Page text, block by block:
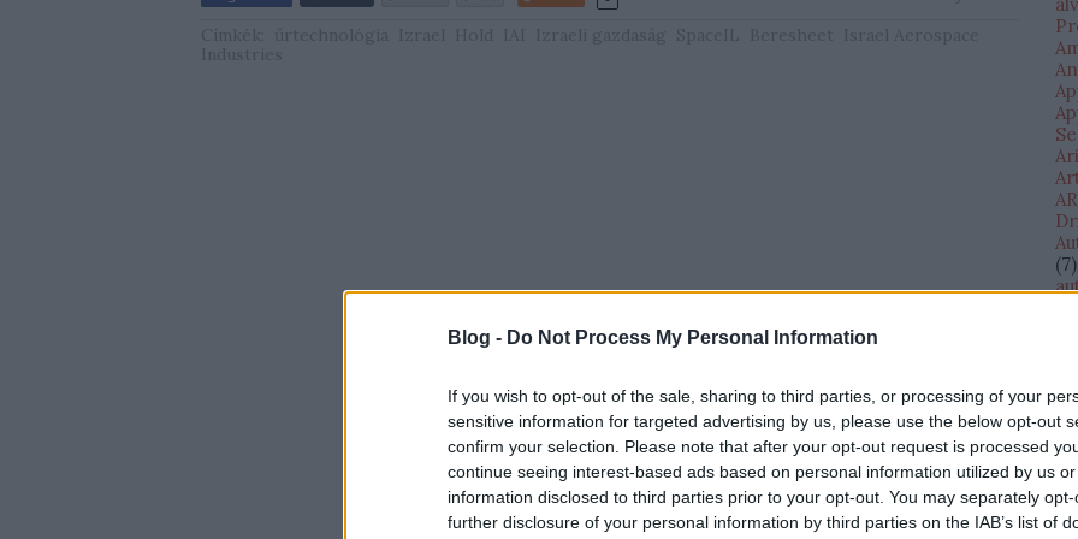
Blog - Do Not Process My Personal Information
If you wish to opt-out of the sale, sharing to third parties, or processing of your
sensitive information for targeted advertising by us, please use the below opt-out
confirm your selection. Please note that after your opt-out request is processed
continue seeing interest-based ads based on personal information utilized by us
information disclosed to third parties prior to your opt-out. You may separately
further disclosure of your personal information by third parties on the IAB’s list of
(7)
(1)